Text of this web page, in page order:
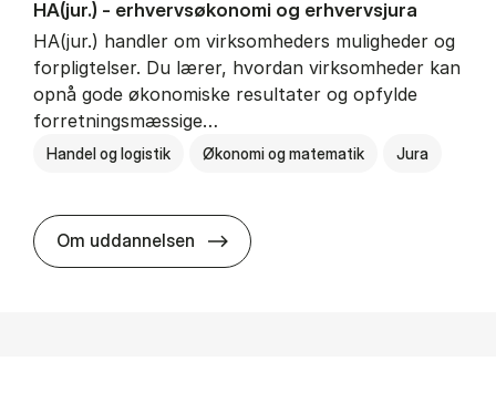
HA(jur.) - erhvervs­økonomi og erhvervs­jura
HA(jur.) handler om virksomheders muligheder og
forpligtelser. Du lærer, hvordan virksomheder kan
opnå gode økonomiske resultater og opfylde
forretningsmæssige…
Handel og logistik Økonomi og matematik Jura
Om uddannelsen HA(jur.) - erhvervs­økonomi og